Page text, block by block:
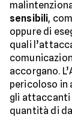
sensibili,
oppure di
quali
accorgano.
pericoloso in
gli attaccanti
quantità di